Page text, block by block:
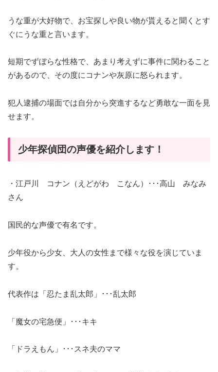
うな重が大好物で、お宝探しや良い物が貰えると聞くとす
ぐにうな重と言います。
短期でずぼらな性格で、あまり考えずに事件に関わること
があるので、その度にコナンや灰原に怒られます。
犯人逮捕の場面では自分から突進するなど勇敢な一面を見
せます。
少年探偵団の声優を紹介します！
・江戸川 コナン（えどがわ こなん）･･･高山 みなみ
さん
国民的な声優で有名です。
少年役から少女、大人の女性まで様々な役を演じていま
す。
代表作は「忍たま乱太郎」･･･乱太郎
「魔女の宅急便」･･･キキ
「ドラえもん」･･･スネ夫のママ